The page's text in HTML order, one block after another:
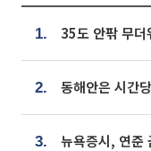
1.
2.
3.